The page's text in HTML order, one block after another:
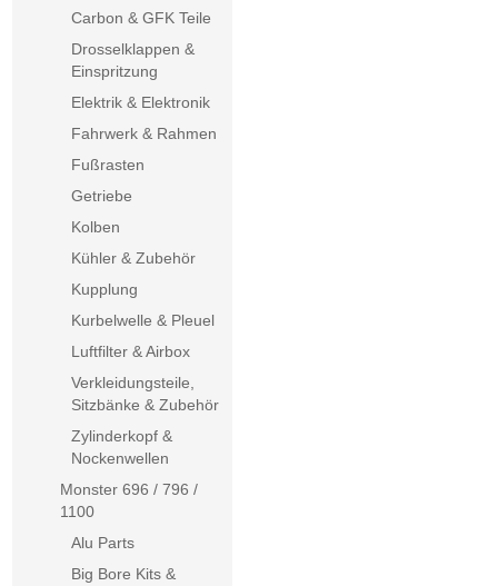
Carbon & GFK Teile
Drosselklappen &
Einspritzung
Elektrik & Elektronik
Fahrwerk & Rahmen
Fußrasten
Getriebe
Kolben
Kühler & Zubehör
Kupplung
Kurbelwelle & Pleuel
Luftfilter & Airbox
Verkleidungsteile,
Sitzbänke & Zubehör
Zylinderkopf &
Nockenwellen
Monster 696 / 796 /
1100
Alu Parts
Big Bore Kits &